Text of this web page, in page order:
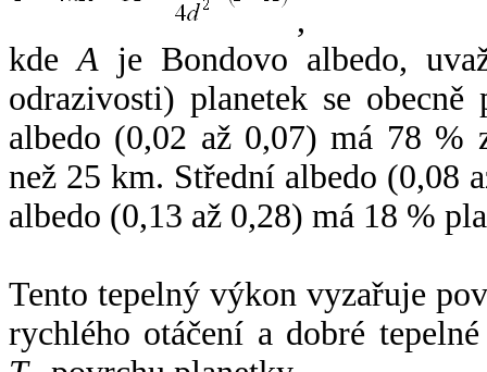
,
kdeA je Bondovo albedo,
odrazivosti) planetek se
albedo (0,02 až 0,07) má 78 %
než 25 km. Střední albedo (0,08
albedo (0,13 až 0,28) má 18 %
Tento tepelný výkon vyzařuje
rychlého otáčení a dobré